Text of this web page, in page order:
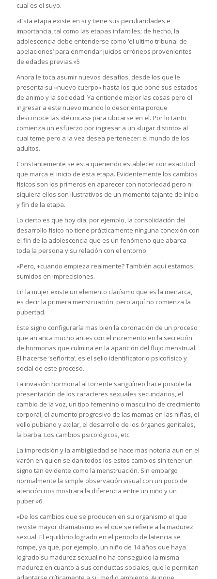
cual es el suyo.
«Esta etapa existe en si y tiene sus peculiaridades e
importancia, tal como las etapas infantiles; de hecho, la
adolescencia debe entenderse como ‘el ultimo tribunal de
apelaciones’ para enmendar juicios erróneos provenientes
de edades previas.»5
Ahora le toca asumir nuevos desafíos, desde los que le
presenta su «nuevo cuerpo» hasta los que pone sus estados
de animo y la sociedad. Ya entiende mejor las cosas pero el
ingresar a este nuevo mundo lo desorienta porque
desconoce las «técnicas» para ubicarse en el. Por lo tanto
comienza un esfuerzo por ingresar a un «lugar distinto» al
cual teme pero a la vez desea pertenecer: el mundo de los
adultos.
Constantemente se esta queriendo establecer con exactitud
que marca el inicio de esta etapa. Evidentemente los cambios
físicos son los primeros en aparecer con notoriedad pero ni
siquiera ellos son ilustrativos de un momento tajante de inicio
y fin de la etapa.
Lo cierto es que hoy día, por ejemplo, la consolidación del
desarrollo físico no tiene prácticamente ninguna conexión con
el fin de la adolescencia que es un fenómeno que abarca
toda la persona y su relación con el entorno:
«Pero, +cuando empieza realmente? También aquí estamos
sumidos en imprecisiones.
En la mujer existe un elemento clarísimo que es la menarca,
es decir la primera menstruación, pero aquí no comienza la
pubertad.
Este signo configuraría mas bien la coronación de un proceso
que arranca mucho antes con el incremento en la secreción
de hormonas que culmina en la aparición del flujo menstrual.
El hacerse ‘señorita’, es el sello identificatorio psicofísico y
social de este proceso.
La invasión hormonal al torrente sanguíneo hace posible la
presentación de los caracteres sexuales secundarios, el
cambio de la voz, un tipo femenino o masculino de crecimiento
corporal, el aumento progresivo de las mamas en las niñas, el
vello pubiano y axilar, el desarrollo de los órganos genitales,
la barba. Los cambios psicológicos, etc.
La imprecisión y la ambigüedad se hace mas notoria aun en el
varón en quien se dan todos los estos cambios sin tener un
signo tan evidente como la menstruación. Sin embargo
normalmente la simple observación visual con un poco de
atención nos mostrara la diferencia entre un niño y un
puber.»6
«De los cambios que se producen en su organismo el que
reviste mayor dramatismo es el que se refiere a la madurez
sexual. El equilibrio logrado en el periodo de latencia se
rompe, ya que, por ejemplo, un niño de 14 años que haya
logrado su madurez sexual no ha conseguido la misma
madurez en cuanto a sus conductas sociales, que le permitan